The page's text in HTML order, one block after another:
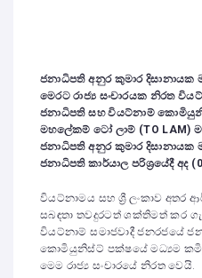
ජනාධිපති අනුර කුමාර
මෙරට රාජ්‍ය සංචාරයක නිරත
ජනාධිපති සහ වියට්නාම්
මහලේකම් ටෝ ලාම් (TO LAM)
ජනාධිපති අනුර කුමාර දිසානායක
ජනාධිපති කාර්යාල පරිශ්‍රයේදී අද
වියට්නාමය සහ ශ්‍රී ලංකාව අතර
සබඳතා තවදුරටත් ශක්තිමත් කර
වියට්නාම් සමාජවාදී ජනරජයේ
කොමියුනිස්ට් පක්ෂයේ මධ්‍යම
මෙම රාජ්‍ය සංචාරයේ නිරත වෙයි.